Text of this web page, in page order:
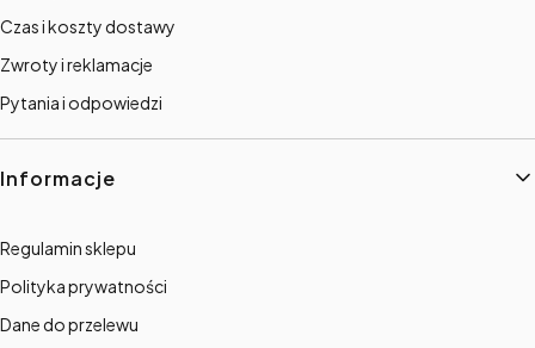
Czas i koszty dostawy
Zwroty i reklamacje
Pytania i odpowiedzi
Informacje
Regulamin sklepu
Polityka prywatności
Dane do przelewu